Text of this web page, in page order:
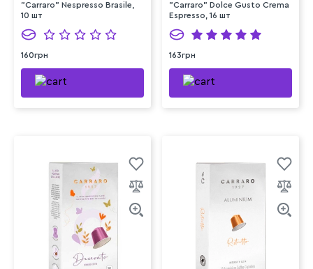
"Carraro" Nespresso Brasile,
10 шт
160грн
"Carraro" Dolce Gusto Crema
Espresso, 16 шт
163грн